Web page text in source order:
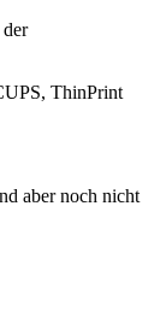
ThinPrint
aber noch nicht